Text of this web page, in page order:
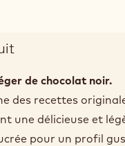
de chocolat noir.
des recettes
une délicieuse et
pour un profil